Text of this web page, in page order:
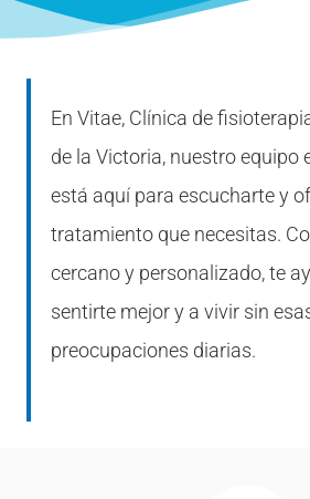
En Vitae, Clínica de
de la Victoria, nuestro equipo
está aquí para escucharte y
tratamiento que necesitas.
cercano y personalizado, te
sentirte mejor y a vivir sin
preocupaciones diarias.